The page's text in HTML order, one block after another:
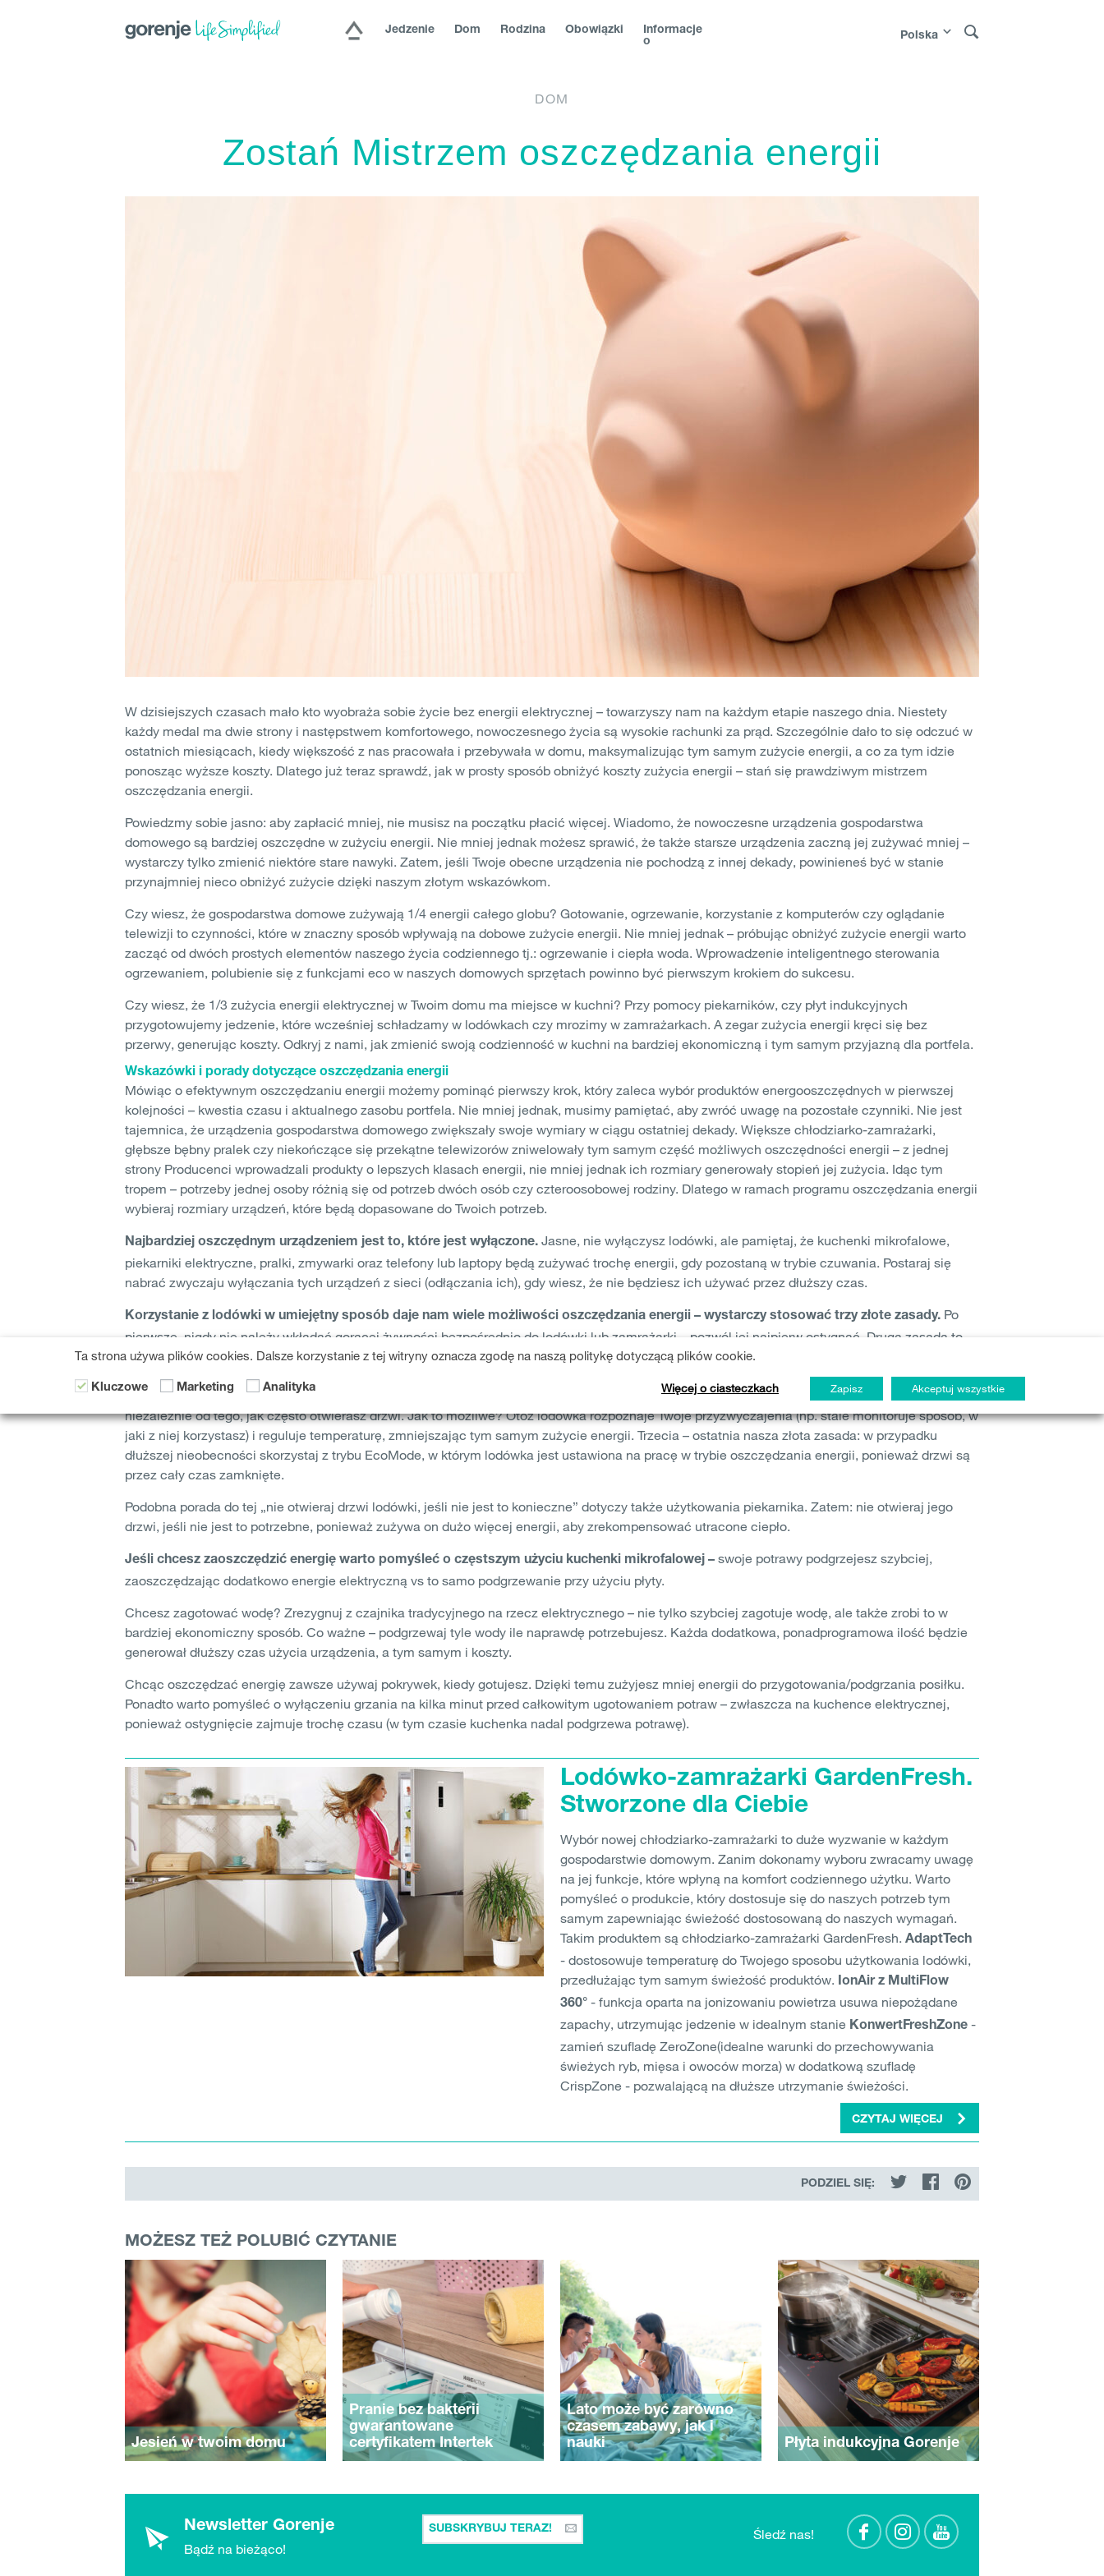
Jedzenie Dom Rodzina Obowiązki
Informacje
o
Polska
Eesti
DOM
Zostań Mistrzem oszczędzania energii
W dzisiejszych czasach mało kto wyobraża sobie życie bez energii elektrycznej – towarzyszy nam na każdym etapie naszego dnia. Niestety
każdy medal ma dwie strony i następstwem komfortowego, nowoczesnego życia są wysokie rachunki za prąd. Szczególnie dało to się odczuć w
ostatnich miesiącach, kiedy większość z nas pracowała i przebywała w domu, maksymalizując tym samym zużycie energii, a co za tym idzie
ponosząc wyższe koszty. Dlatego już teraz sprawdź, jak w prosty sposób obniżyć koszty zużycia energii – stań się prawdziwym mistrzem
oszczędzania energii.
Powiedzmy sobie jasno: aby zapłacić mniej, nie musisz na początku płacić więcej. Wiadomo, że nowoczesne urządzenia gospodarstwa
domowego są bardziej oszczędne w zużyciu energii. Nie mniej jednak możesz sprawić, że także starsze urządzenia zaczną jej zużywać mniej –
wystarczy tylko zmienić niektóre stare nawyki. Zatem, jeśli Twoje obecne urządzenia nie pochodzą z innej dekady, powinieneś być w stanie
przynajmniej nieco obniżyć zużycie dzięki naszym złotym wskazówkom.
Czy wiesz, że gospodarstwa domowe zużywają 1/4 energii całego globu? Gotowanie, ogrzewanie, korzystanie z komputerów czy oglądanie
telewizji to czynności, które w znaczny sposób wpływają na dobowe zużycie energii. Nie mniej jednak – próbując obniżyć zużycie energii warto
zacząć od dwóch prostych elementów naszego życia codziennego tj.: ogrzewanie i ciepła woda. Wprowadzenie inteligentnego sterowania
ogrzewaniem, polubienie się z funkcjami eco w naszych domowych sprzętach powinno być pierwszym krokiem do sukcesu.
Czy wiesz, że 1/3 zużycia energii elektrycznej w Twoim domu ma miejsce w kuchni? Przy pomocy piekarników, czy płyt indukcyjnych
przygotowujemy jedzenie, które wcześniej schładzamy w lodówkach czy mrozimy w zamrażarkach. A zegar zużycia energii kręci się bez
przerwy, generując koszty. Odkryj z nami, jak zmienić swoją codzienność w kuchni na bardziej ekonomiczną i tym samym przyjazną dla portfela.
Wskazówki i porady dotyczące oszczędzania energii
Mówiąc o efektywnym oszczędzaniu energii możemy pominąć pierwszy krok, który zaleca wybór produktów energooszczędnych w pierwszej
kolejności – kwestia czasu i aktualnego zasobu portfela. Nie mniej jednak, musimy pamiętać, aby zwróć uwagę na pozostałe czynniki. Nie jest
tajemnica, że urządzenia gospodarstwa domowego zwiększały swoje wymiary w ciągu ostatniej dekady. Większe chłodziarko-zamrażarki,
głębsze bębny pralek czy niekończące się przekątne telewizorów zniwelowały tym samym część możliwych oszczędności energii – z jednej
strony Producenci wprowadzali produkty o lepszych klasach energii, nie mniej jednak ich rozmiary generowały stopień jej zużycia. Idąc tym
tropem – potrzeby jednej osoby różnią się od potrzeb dwóch osób czy czteroosobowej rodziny. Dlatego w ramach programu oszczędzania energii
wybieraj rozmiary urządzeń, które będą dopasowane do Twoich potrzeb.
Najbardziej oszczędnym urządzeniem jest to, które jest wyłączone. Jasne, nie wyłączysz lodówki, ale pamiętaj, że kuchenki mikrofalowe,
piekarniki elektryczne, pralki, zmywarki oraz telefony lub laptopy będą zużywać trochę energii, gdy pozostaną w trybie czuwania. Postaraj się
nabrać zwyczaju wyłączania tych urządzeń z sieci (odłączania ich), gdy wiesz, że nie będziesz ich używać przez dłuższy czas.
Korzystanie z lodówki w umiejętny sposób daje nam wiele możliwości oszczędzania energii – wystarczy stosować trzy złote zasady. Po
pierwsze, nigdy nie należy wkładać gorącej żywności bezpośrednio do lodówki lub zamrażarki – pozwól jej najpierw ostygnąć. Druga zasada to
przemyślane działanie – pomyśl przed otwarciem drzwi lodówki. Czego tak naprawdę z niej potrzebujesz i tym samym trzymaj drzwi lodówki
otwarte przez minimalny potrzebny czas. Wielu producentów tj. Gorenje wprowadza dodatkowe, energooszczędne funkcje. I tym samym w
lodówkach firmy Gorenje znajdziesz rozwiązanie AdaptTech, które zostało opracowane w celu utrzymania stałej temperatury w lodówce
niezależnie od tego, jak często otwierasz drzwi. Jak to możliwe? Otóż lodówka rozpoznaje Twoje przyzwyczajenia (np. stale monitoruje sposób, w
jaki z niej korzystasz) i reguluje temperaturę, zmniejszając tym samym zużycie energii. Trzecia – ostatnia nasza złota zasada: w przypadku
dłuższej nieobecności skorzystaj z trybu EcoMode, w którym lodówka jest ustawiona na pracę w trybie oszczędzania energii, ponieważ drzwi są
przez cały czas zamknięte.
Podobna porada do tej „nie otwieraj drzwi lodówki, jeśli nie jest to konieczne” dotyczy także użytkowania piekarnika. Zatem: nie otwieraj jego
drzwi, jeśli nie jest to potrzebne, ponieważ zużywa on dużo więcej energii, aby zrekompensować utracone ciepło.
Jeśli chcesz zaoszczędzić energię warto pomyśleć o częstszym użyciu kuchenki mikrofalowej – swoje potrawy podgrzejesz szybciej,
zaoszczędzając dodatkowo energie elektryczną vs to samo podgrzewanie przy użyciu płyty.
Chcesz zagotować wodę? Zrezygnuj z czajnika tradycyjnego na rzecz elektrycznego – nie tylko szybciej zagotuje wodę, ale także zrobi to w
bardziej ekonomiczny sposób. Co ważne – podgrzewaj tyle wody ile naprawdę potrzebujesz. Każda dodatkowa, ponadprogramowa ilość będzie
generował dłuższy czas użycia urządzenia, a tym samym i koszty.
Chcąc oszczędzać energię zawsze używaj pokrywek, kiedy gotujesz. Dzięki temu zużyjesz mniej energii do przygotowania/podgrzania posiłku.
Ponadto warto pomyśleć o wyłączeniu grzania na kilka minut przed całkowitym ugotowaniem potraw – zwłaszcza na kuchence elektrycznej,
ponieważ ostygnięcie zajmuje trochę czasu (w tym czasie kuchenka nadal podgrzewa potrawę).
Lodówko-zamrażarki GardenFresh.
Stworzone dla Ciebie
Wybór nowej chłodziarko-zamrażarki to duże wyzwanie w każdym
gospodarstwie domowym. Zanim dokonamy wyboru zwracamy uwagę
na jej funkcje, które wpłyną na komfort codziennego użytku. Warto
pomyśleć o produkcie, który dostosuje się do naszych potrzeb tym
samym zapewniając świeżość dostosowaną do naszych wymagań.
Takim produktem są chłodziarko-zamrażarki GardenFresh.AdaptTech
- dostosowuje temperaturę do Twojego sposobu użytkowania lodówki,
przedłużając tym samym świeżość produktów. IonAir z MultiFlow
360° - funkcja oparta na jonizowaniu powietrza usuwa niepożądane
zapachy, utrzymując jedzenie w idealnym stanie KonwertFreshZone -
zamień szufladę ZeroZone(idealne warunki do przechowywania
świeżych ryb, mięsa i owoców morza) w dodatkową szufladę
CrispZone - pozwalającą na dłuższe utrzymanie świeżości.
CZYTAJ WIĘCEJ
PODZIEL SIĘ:
MOŻESZ TEŻ POLUBIĆ CZYTANIE
Jesień w twoim domu
Pranie bez bakterii
gwarantowane
certyfikatem Intertek
Lato może być zarówno
czasem zabawy, jak i
nauki
Płyta indukcyjna Gorenje
Newsletter Gorenje
Bądź na bieżąco!
SUBSKRYBUJ TERAZ! Śledź nas!
Ta strona używa plików cookies. Dalsze korzystanie z tej witryny oznacza zgodę na naszą politykę dotyczącą plików cookie.
Kluczowe Marketing Analityka Więcej o ciasteczkach Zapisz Akceptuj wszystkie